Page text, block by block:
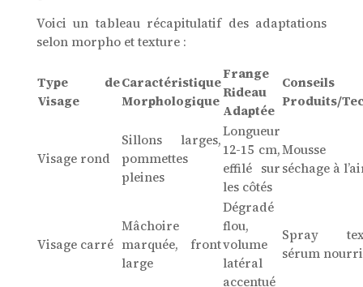
Voici un tableau récapitulatif des adaptations
selon morpho et texture :
Type de
Visage
Caractéristique
Morphologique
Frange
Rideau
Adaptée
Conseils
Produits/
Visage rond
Sillons larges,
pommettes
pleines
Longueur
12-15 cm,
effilé sur
les côtés
Mousse
séchage à
Visage carré
Mâchoire
marquée, front
large
Dégradé
flou,
volume
latéral
accentué
Spray
sérum